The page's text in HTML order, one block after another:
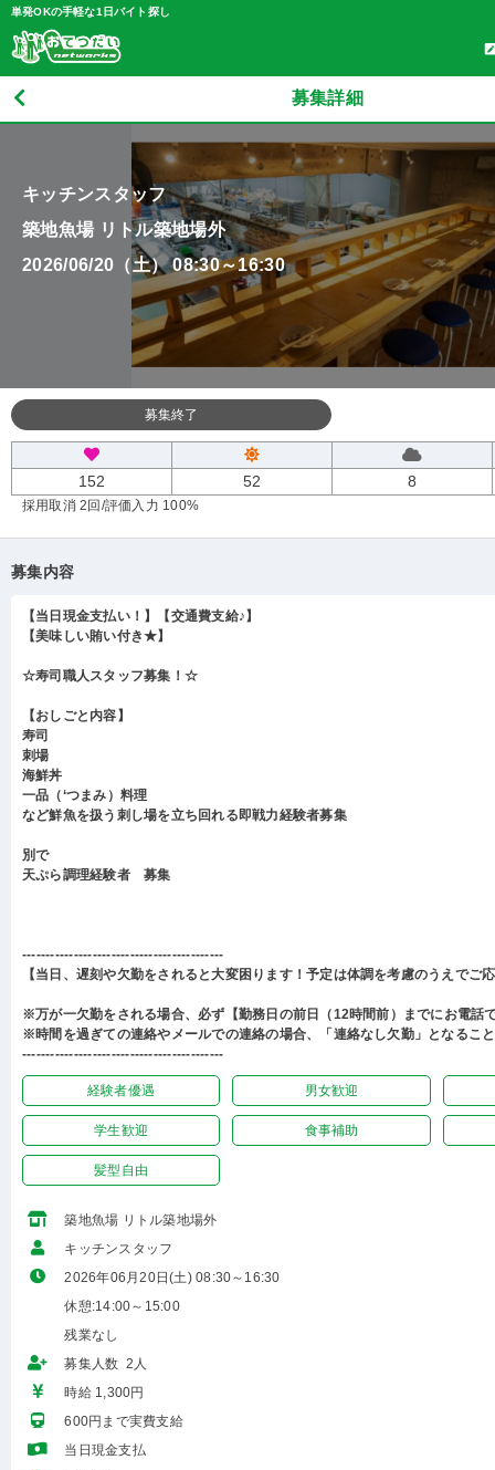
単発OKの手軽な1日バイト探し
募集詳細
キッチンスタッフ
築地魚場 リトル築地場外
2026/06/20（土） 08:30～16:30
募集終了
152 52 8
採用取消 2回 /評価入力 100%
募集内容
【当日現金支払い！】【交通費支給♪】
【美味しい賄い付き★】
☆寿司職人スタッフ募集！☆
【おしごと内容】
寿司
刺場
海鮮丼
一品（‘つまみ）料理
など鮮魚を扱う刺し場を立ち回れる即戦力経験者募集
別で
天ぷら調理経験者 募集
-------------------------------------------
【当日、遅刻や欠勤をされると大変困ります！予定は体調を考慮のうえでご
※万が一欠勤をされる場合、必ず【勤務日の前日（12時間前）までにお電話
※時間を過ぎての連絡やメールでの連絡の場合、「連絡なし欠勤」となるこ
-------------------------------------------
経験者優遇 男女歓迎
学生歓迎 食事補助
髪型自由
築地魚場 リトル築地場外
キッチンスタッフ
2026年06月20日(土) 08:30～16:30
休憩:14:00～15:00
残業なし
募集人数 2人
時給 1,300円
600円まで実費支給
当日現金支払